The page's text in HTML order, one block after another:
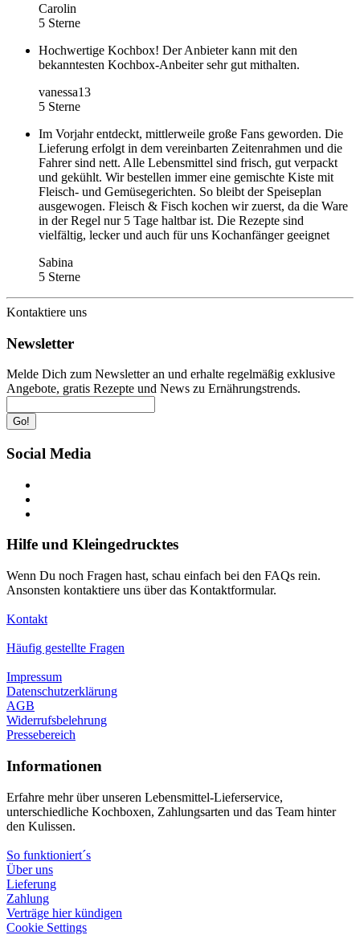
Carolin
5 Sterne
Hochwertige Kochbox! Der Anbieter kann mit den
bekanntesten Kochbox-Anbeiter sehr gut mithalten.
vanessa13
5 Sterne
Im Vorjahr entdeckt, mittlerweile große Fans geworden. Die
Lieferung erfolgt in dem vereinbarten Zeitenrahmen und die
Fahrer sind nett. Alle Lebensmittel sind frisch, gut verpackt
und gekühlt. Wir bestellen immer eine gemischte Kiste mit
Fleisch- und Gemüsegerichten. So bleibt der Speiseplan
ausgewogen. Fleisch & Fisch kochen wir zuerst, da die Ware
in der Regel nur 5 Tage haltbar ist. Die Rezepte sind
vielfältig, lecker und auch für uns Kochanfänger geeignet
Sabina
5 Sterne
Kontaktiere uns
Newsletter
Melde Dich zum Newsletter an und erhalte regelmäßig exklusive
Angebote, gratis Rezepte und News zu Ernährungstrends.
Go!
Social Media
Hilfe und Kleingedrucktes
Wenn Du noch Fragen hast, schau einfach bei den FAQs rein.
Ansonsten kontaktiere uns über das Kontaktformular.
Kontakt
Häufig gestellte Fragen
Impressum
Datenschutzerklärung
AGB
Widerrufsbelehrung
Pressebereich
Informationen
Erfahre mehr über unseren Lebensmittel-Lieferservice,
unterschiedliche Kochboxen, Zahlungsarten und das Team hinter
den Kulissen.
So funktioniert´s
Über uns
Lieferung
Zahlung
Verträge hier kündigen
Cookie Settings